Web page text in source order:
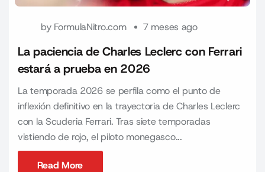
by FormulaNitro.com 7 meses ago
La paciencia de Charles Leclerc con Ferrari
estará a prueba en 2026
La temporada 2026 se perfila como el punto de
inflexión definitivo en la trayectoria de Charles Leclerc
con la Scuderia Ferrari. Tras siete temporadas
vistiendo de rojo, el piloto monegasco...
Read More